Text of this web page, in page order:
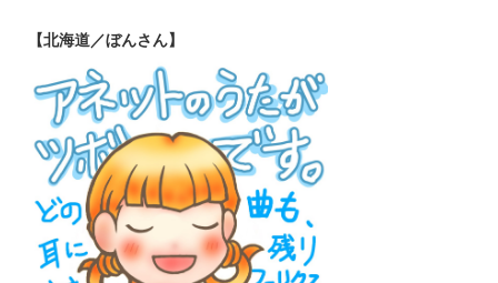
【北海道／ぼんさん】